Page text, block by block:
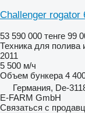
Challenger rogator
53 590 000 тенге 99
Техника для
2011
5 500 м/ч
Объем бункера 4
Германия, De-
E-FARM GmbH
Связаться с